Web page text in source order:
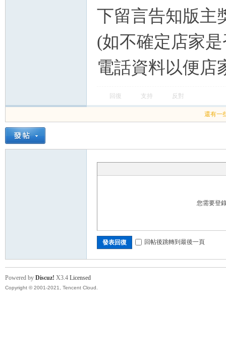
下留言告知版主
(如不確定店家
電話資料以便店
回復 支持 反對
還有一
您需要登
發表回復 回帖後跳轉到最後一頁
Powered by Discuz! X3.4 Licensed
Copyright © 2001-2021, Tencent Cloud.